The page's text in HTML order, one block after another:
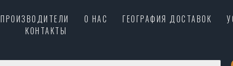
ПРОИЗВОДИТЕЛИ О НАС ГЕОГРАФИЯ ДОСТАВОК
КОНТАКТЫ